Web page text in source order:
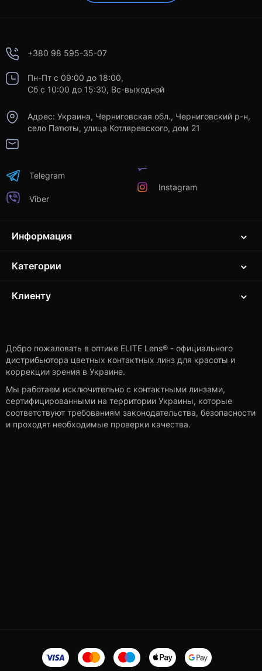
+380 98 595-35-07
Пн-Пт с 09:00 до 18:00,
Сб с 10:00 до 15:30, Вс-выходной
Адрес: Украина, Черниговская обл., Черниговский р-н,
село Патюты, улица Котляревского, дом 21
Telegram
Viber
Instagram
Информация
Категории
Клиенту
Добро пожаловать в оптике ELITE Lens® - официального
дистрибьютора цветных контактных линз для красоты и
коррекции зрения в Украине.
Мы работаем исключительно с контактными линзами,
сертифицированными на территории Украины, которые
соответствуют требованиям законодательства, безопасности
и проходят необходимые проверки качества.